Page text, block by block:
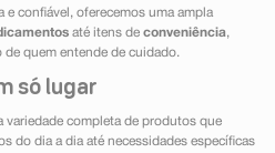
e confiável, oferecemos uma ampla
até itens de conveniência,
de quem entende de cuidado.
só lugar
variedade completa de produtos que
do dia a dia até necessidades específicas